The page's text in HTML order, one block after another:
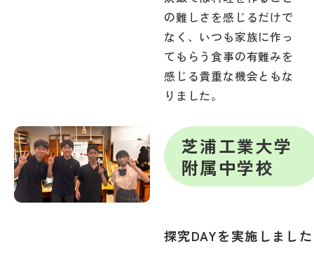
の難しさを感じるだけで
なく、いつも家族に作っ
てもらう食事の有難みを
感じる貴重な機会ともな
りました。
芝浦工業大学
附属中学校
探究DAYを実施しました